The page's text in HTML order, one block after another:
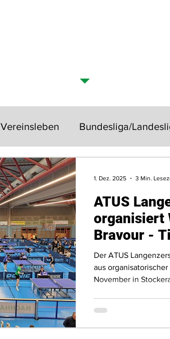
Vereinsleben Bundesliga/
Rückblicke & Jubiläen
ATUS
organisiert
Bravour -
beim
Der ATUS
aus
November in
Aufgabe, galt es
Leistungsgruppen
1. Dez. 2025 3 Min.